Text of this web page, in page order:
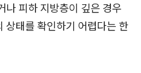
나 피하 지방층이 깊은 경우
태를 확인하기 어렵다는 한